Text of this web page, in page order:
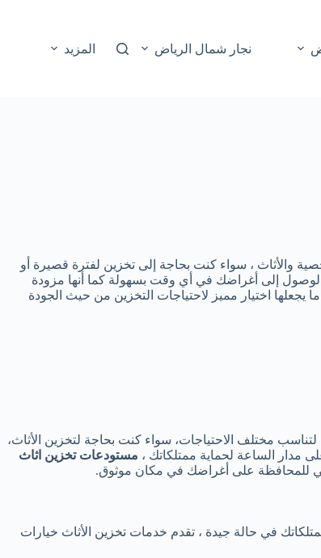
نجار شمال الرياض المزيد
والأثاث ، سواء كنت بحاجة إلى تخزين لفترة قصيرة أو
إلى أغراضك في أي وقت بسهولة كما أنها مزودة
يجعلها اختيار مميز لاحتياجات التخزين من حيث الجودة
مختلف الاحتياجات، سواء كنت بحاجة لتخزين الأثاث،
مدار الساعة لحماية ممتلكاتك ، مستودعات تخزين اثاث
للمحافظة على أغراضك في مكان موثوق.
في حالة جيدة ، تقدم خدمات تخزين الأثاث خيارات